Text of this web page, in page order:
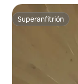
Superanfitrión
Superanfitrión